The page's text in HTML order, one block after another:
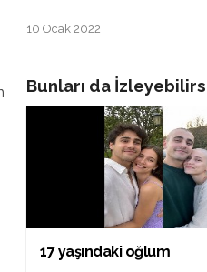
10 Ocak 2022
Bunları da
17 yaşındaki oğlum